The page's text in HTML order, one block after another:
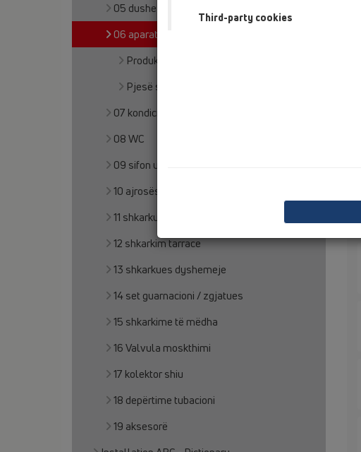
05 dushe pa barriera
06 aparate për larje
Produkte
Pjesë shtesë
07 kondicioner dhe ajrim
08 WC
09 sifon urinali
10 ajrosës tubi
11 shkarkues tavani
12 shkarkim tarrace
13 shkarkues dyshemeje
14 set guarnacioni / zgjatues
15 shkarkime të mëdha
16 Valvula moskthimi
17 kolektor shiu
18 depërtime tubacioni
19 aksesorë
Third-party cookies